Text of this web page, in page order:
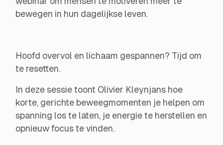
bewegen in hun dagelijkse leven.
Hoofd overvol en lichaam gespannen? Tijd om
te resetten.
In deze sessie toont Olivier Kleynjans hoe
korte, gerichte beweegmomenten je helpen om
spanning los te laten, je energie te herstellen en
opnieuw focus te vinden.